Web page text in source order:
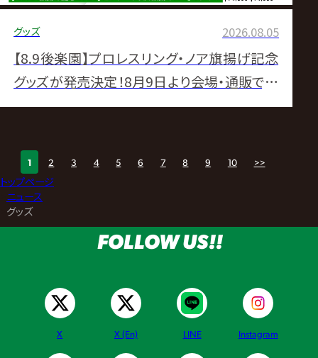
グッズ 2026.08.05
【8.9後楽園】プロレスリング・ノア旗揚げ記念
グッズが発売決定！8月9日より会場・通販で発
売スタート！
1 2 3 4 5 6 7 8 9 10 >>
トップページ
ニュース
グッズ
FOLLOW US!!
X X (En) LINE Instagram